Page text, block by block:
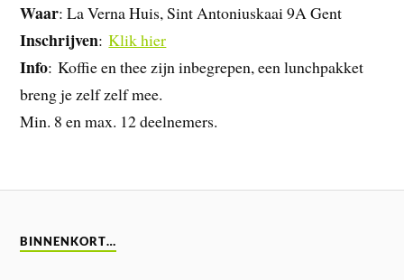
Waar: La Verna Huis, Sint Antoniuskaai 9A Gent
Inschrijven:Klik hier
Info: Koffie en thee zijn inbegrepen, een lunchpakket
breng je zelf zelf mee.
Min. 8 en max. 12 deelnemers.
BINNENKORT…